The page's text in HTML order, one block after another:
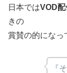
日本ではVOD配
きの
賞賛の的になっ
『